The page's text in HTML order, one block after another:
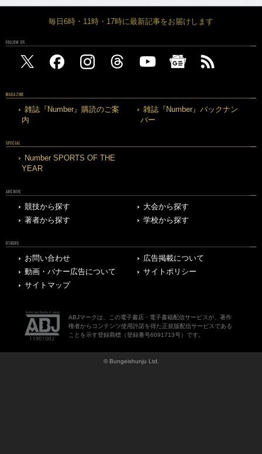
毎日6時・11時・17時に最新記事をお届けします
FOLLOW US
MAGAZINE
雑誌『Number』購読のご案
内
雑誌『Number』バックナン
バー
SPECIAL
Number SPORTS OF THE
YEAR
ARCHIVE
競技から探す
大会から探す
著者から探す
学校から探す
OTHERS
お問い合わせ
広告掲載について
動画・バナー広告について
サイトポリシー
サイトマップ
ABJマークは、この電子書店・電子書籍配信サービスが、著作
権者からコンテンツ使用許諾を得た正規版配信サービスである
ことを示す登録商標（登録番号6091713号）です。
© Bungeishunju Ltd.